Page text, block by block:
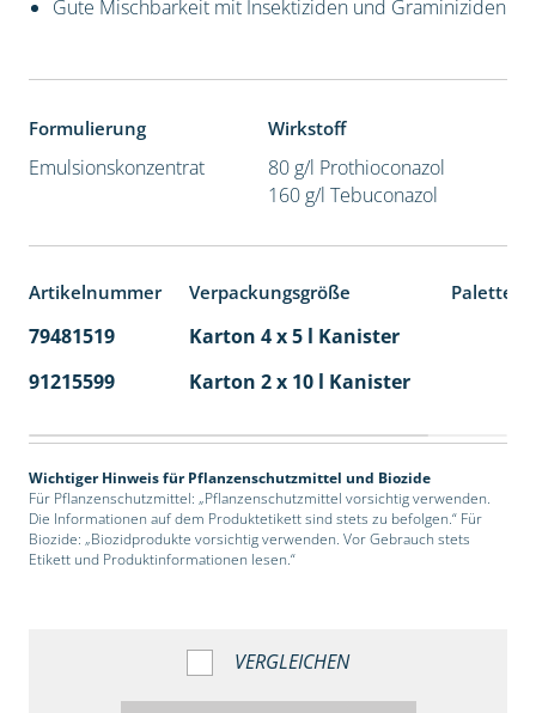
Gute Mischbarkeit mit Insektiziden und Graminiziden
Formulierung
Emulsionskonzentrat
Wirkstoff
80 g/l Prothioconazol
160 g/l Tebuconazol
Artikelnummer Verpackungsgröße
79481519 Karton 4 x 5 l Kanister
91215599
Karton 2 x 10 l Kanister
Wichtiger Hinweis für Pflanzenschutzmittel und Biozide
Für Pflanzenschutzmittel: „Pflanzenschutzmittel vorsichtig verwenden.
Die Informationen auf dem Produktetikett sind stets zu befolgen.“ Für
Biozide: „Biozidprodukte vorsichtig verwenden. Vor Gebrauch stets
Etikett und Produktinformationen lesen.“
VERGLEICHEN